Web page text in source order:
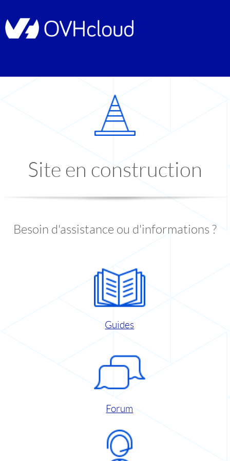
Site en construction
Besoin d'assistance ou d'informations ?
Guides
Forum